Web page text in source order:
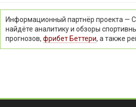
Информационный партнёр проекта —
найдёте аналитику и обзоры
прогнозов, фрибет Беттери, а также